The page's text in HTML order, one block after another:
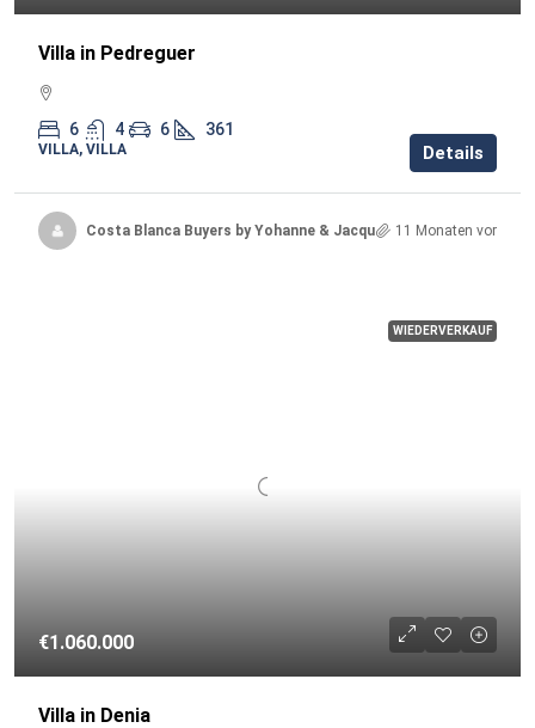
Villa in Pedreguer
6 4 6 361
VILLA, VILLA Details
Costa Blanca Buyers by Yohanne & Jacqueline11 Monaten vor
WIEDERVERKAUF
€1.060.000
Villa in Denia